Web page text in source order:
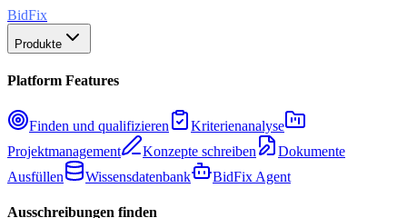
BidFix
Produkte
Platform Features
Finden und qualifizieren
Kriterienanalyse
Projektmanagement
Konzepte schreiben
Dokumente
Ausfüllen
Wissensdatenbank BidFix Agent
Ausschreibungen finden